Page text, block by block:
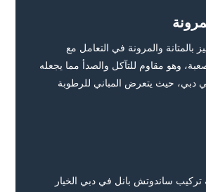
بالمتانة والمرونة في التعامل مع
وهو مقاوم للتآكل والصدأ مما يجعله
في دبي، حيث يتعرض المباني للرطوبة
ساندوتش بانل في دبي الخيار